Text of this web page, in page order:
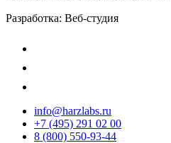
Разработка: Веб-студия
info@harzlabs.ru
+7 (495) 291 02 00
8 (800) 550-93-44